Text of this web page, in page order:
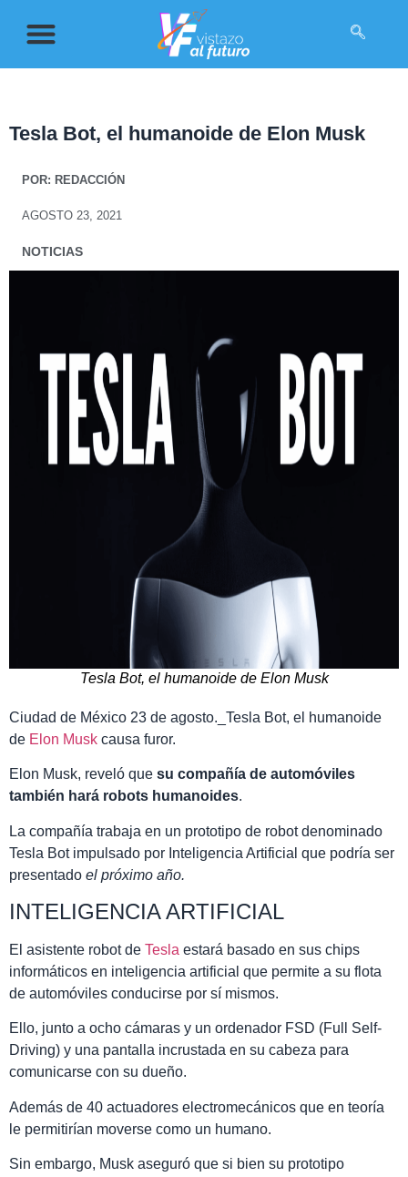
Tesla Bot, el humanoide de Elon Musk
POR: REDACCIÓN
AGOSTO 23, 2021
NOTICIAS
Tesla Bot, el humanoide de Elon Musk
Ciudad de México 23 de agosto._Tesla Bot, el humanoide
de Elon Musk causa furor.
Elon Musk, reveló que su compañía de automóviles
también hará robots humanoides.
La compañía trabaja en un prototipo de robot denominado
Tesla Bot impulsado por Inteligencia Artificial que podría ser
presentado el próximo año.
INTELIGENCIA ARTIFICIAL
El asistente robot de Tesla estará basado en sus chips
informáticos en inteligencia artificial que permite a su flota
de automóviles conducirse por sí mismos.
Ello, junto a ocho cámaras y un ordenador FSD (Full Self-
Driving) y una pantalla incrustada en su cabeza para
comunicarse con su dueño.
Además de 40 actuadores electromecánicos que en teoría
le permitirían moverse como un humano.
Sin embargo, Musk aseguró que si bien su prototipo